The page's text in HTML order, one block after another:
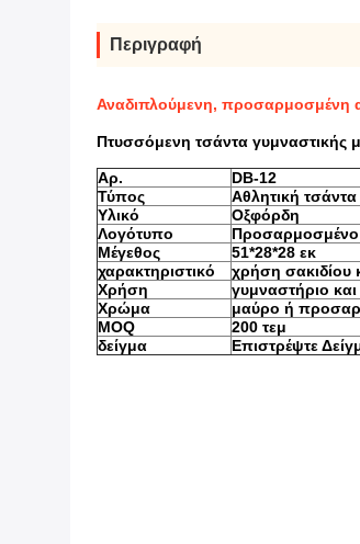
Περιγραφή
Αναδιπλούμενη, προσαρμοσμένη
Πτυσσόμενη τσάντα γυμναστικής
Αρ.
DB-12
Τύπος
Αθλητική
Υλικό
Οξφόρδη
Λογότυπο
Προσαρμοσμένο
Μέγεθος
51*28*28 εκ
χαρακτηριστικό
χρήση σακιδίου
Χρήση
γυμναστήριο και
Χρώμα
μαύρο ή
MOQ
200 τεμ
δείγμα
Επιστρέψτε